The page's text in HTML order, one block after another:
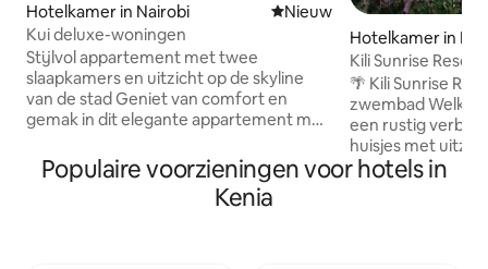
Hotelkamer in Nairobi Nieuwe accommodatie
Nieuw
Kui deluxe-woningen
Stijlvol appartement met twee
slaapkamers en uitzicht op de skyline
van de stad Geniet van comfort en
gemak in dit elegante appartement met
ligt op de 17e verdieping en biedt een
prachtig panoramisch uitzicht op de stad
- perfect voor zakenreizen of vakanties.
Hotelkamer in
Kili Sunrise
zwembad
🌴 Kili Sunrise
zwembad
een rustig verblijf
huisjes met
weelderige
Populaire voorzieningen voor hotels in
Kenia